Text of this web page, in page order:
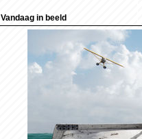
Vandaag in beeld